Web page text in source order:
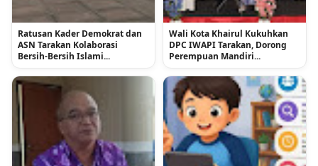
Ratusan Kader Demokrat dan
ASN Tarakan Kolaborasi
Bersih-Bersih Islami...
Wali Kota Khairul Kukuhkan
DPC IWAPI Tarakan, Dorong
Perempuan Mandiri...